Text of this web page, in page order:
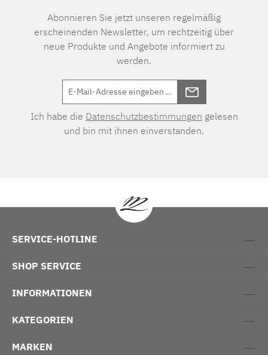
Abonnieren Sie jetzt unseren regelmäßig
erscheinenden Newsletter, um rechtzeitig über
neue Produkte und Angebote informiert zu
werden.
Ich habe die Datenschutzbestimmungen gelesen
und bin mit ihnen einverstanden.
SERVICE-HOTLINE
SHOP SERVICE
INFORMATIONEN
KATEGORIEN
MARKEN